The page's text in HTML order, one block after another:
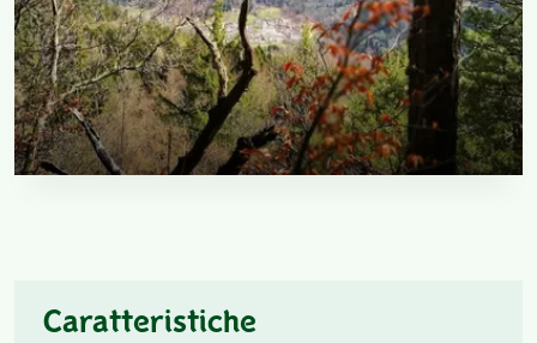
Caratteristiche